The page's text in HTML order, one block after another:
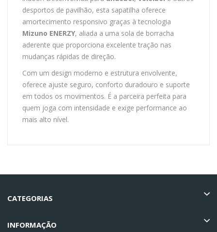
desportos de pavilhão, esta sapatilha oferece
amortecimento responsivo graças à tecnologia
Mizuno ENERZY, aliada a uma sola de borracha
aderente que proporciona excelente tração nas
mudanças rápidas de direção.
Com um design moderno e estrutura envolvente,
oferece ajuste seguro, conforto duradouro e suporte
em todos os movimentos. É a parceira perfeita para
quem joga com intensidade e exige performance ao
mais alto nível.
CATEGORIAS
INFORMAÇÃO